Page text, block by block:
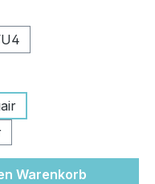
Warenkorb